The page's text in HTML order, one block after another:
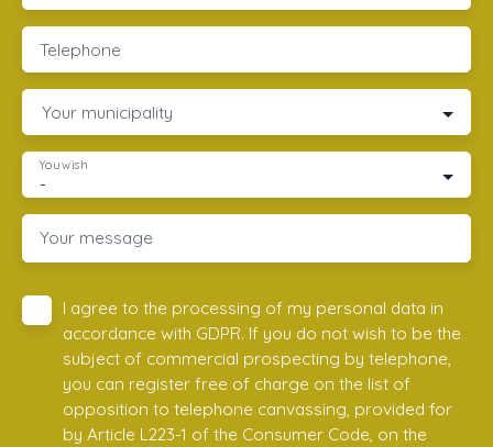
Telephone
Your municipality
-
You wish
Your message
I agree to the processing of my personal data in
accordance with GDPR. If you do not wish to be the
subject of commercial prospecting by telephone,
you can register free of charge on the list of
opposition to telephone canvassing, provided for
by Article L223-1 of the Consumer Code, on the